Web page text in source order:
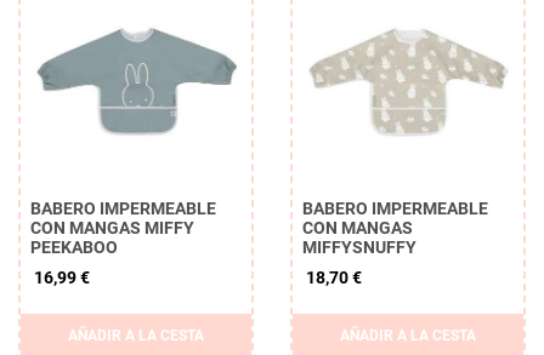
Borrar
APLICAR
BABERO IMPERMEABLE
CON MANGAS MIFFY
PEEKABOO
16,99 €
AÑADIR A LA CESTA
BABERO IMPERMEABLE
CON MANGAS
MIFFYSNUFFY
18,70 €
AÑADIR A LA CESTA